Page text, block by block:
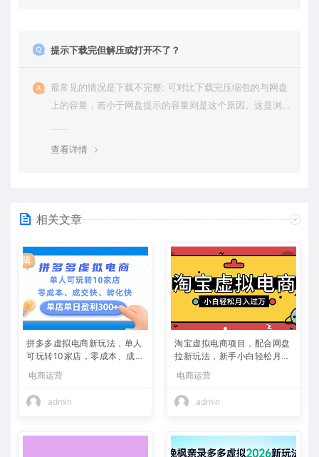
提示下载完但解压或打开不了？
最常见的情况是下载不完整: 可对比下载完压缩包的与网盘
上的容量，若小于网盘提示的容量则是这个原因。这是浏
查看详情
相关文章
拼多多虚拟电商新玩法，单人
可玩转10家店，零成本、成交
快、转化快，单店单日可盈利
300+
电商运营
admin
淘宝虚拟电商项目，配合网盘
拉新玩法，新手小白轻松月入
过万，外面收费1980的项
目！
电商运营
admin